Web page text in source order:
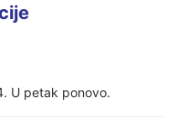
U petak ponovo.